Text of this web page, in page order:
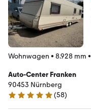
Wohnwagen • 8.928 mm •
Auto-Center Franken
90453 Nürnberg
5 Sterne
(58)